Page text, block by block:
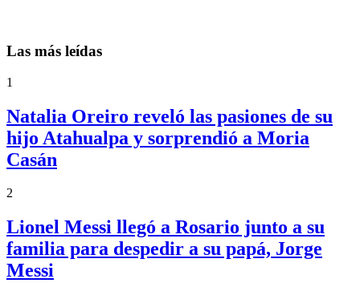
Las más leídas
1
Natalia Oreiro reveló las pasiones de su
hijo Atahualpa y sorprendió a Moria
Casán
2
Lionel Messi llegó a Rosario junto a su
familia para despedir a su papá, Jorge
Messi